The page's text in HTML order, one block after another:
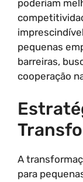
poderiam
pequenas
barreiras,
cooperação
A
para